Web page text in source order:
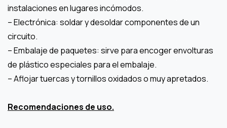
instalaciones en lugares incómodos.
– Electrónica: soldar y desoldar componentes de un
circuito.
– Embalaje de paquetes: sirve para encoger envolturas
de plástico especiales para el embalaje.
– Aflojar tuercas y tornillos oxidados o muy apretados.
Recomendaciones de uso.